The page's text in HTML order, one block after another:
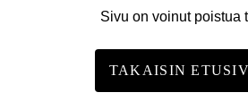
Sivu on voinut poistua
TAKAISIN